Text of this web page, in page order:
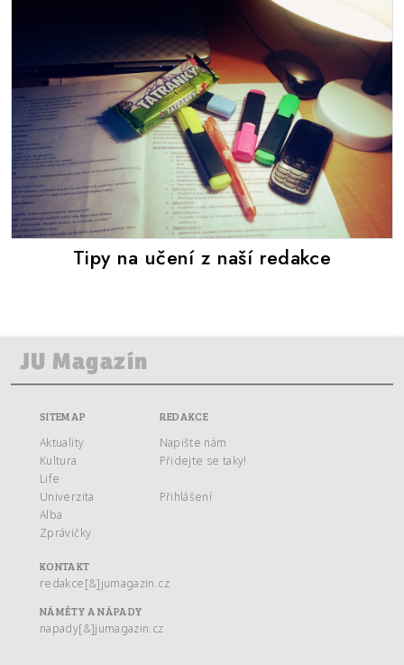
Tipy na učení z naší redakce
SITEMAP
Aktuality
Kultura
Life
Univerzita
Alba
Zprávičky
REDAKCE
Napište nám
Přidejte se taky!
Přihlášení
KONTAKT
redakce[&]jumagazin.cz
NÁMĚTY A NÁPADY
napady[&]jumagazin.cz